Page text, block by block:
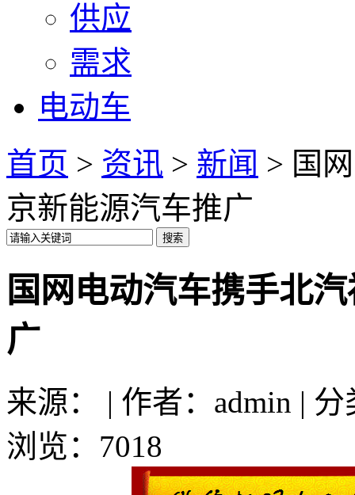
供应
需求
电动车
首页 > 资讯 > 新闻 > 国
京新能源汽车推广
国网电动汽车携手北
广
来源： | 作者：admin | 分
浏览：7018